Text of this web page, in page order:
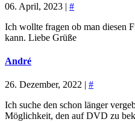
06. April, 2023 | #
Ich wollte fragen ob man diesen
kann. Liebe Grüße
André
26. Dezember, 2022 | #
Ich suche den schon länger
Möglichkeit, den auf DVD zu